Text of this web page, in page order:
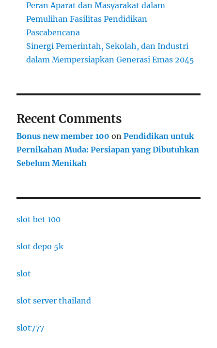
Peran Aparat dan Masyarakat dalam
Pemulihan Fasilitas Pendidikan
Pascabencana
Sinergi Pemerintah, Sekolah, dan Industri
dalam Mempersiapkan Generasi Emas 2045
Recent Comments
Bonus new member 100 onPendidikan untuk
Pernikahan Muda: Persiapan yang Dibutuhkan
Sebelum Menikah
slot bet 100
slot depo 5k
slot
slot server thailand
slot777